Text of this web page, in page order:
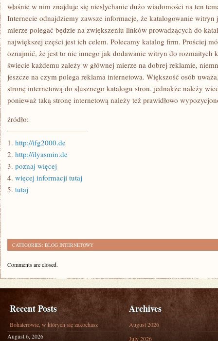
właśnie w nim znajduje się niesłychanie dużo wiadomości na ten
Internecie odnajdziemy zawsze informacje, że katalogowanie witryn
mierze polegać będzie na zwiększeniu linków prowadzących do
największej części jest ich celem. Polecamy katalog firm. Prościej
oznajmić, że jest to nic innego jak dodawanie witryn do rozmaitych
świecie każdemu zależy w głównej mierze na dobrej reklamie,
jeszcze na czym polega reklama internetowa. Większość osób
stronę internetową do słusznego katalogu stron, jednakże należy
ponieważ taką stronę internetową należy też prawidłowo
źródło:
———————————
1. http://ifg2000.de
2. http://ilyasmin.de
3. poznaj więcej
4. więcej informacji tutaj
5. tutaj
CATEGORIES: BLOG INTERNETOWY
Comments are closed.
Recent Posts
Bohaterowie, w których się zakochasz
August 6, 2026
Archives
August 2026
July 2026